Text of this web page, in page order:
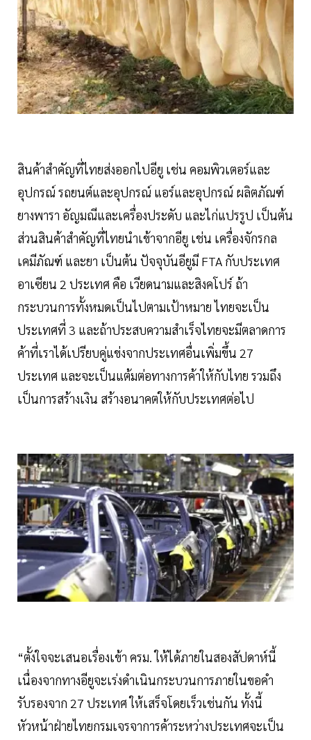
สินค้าสำคัญที่ไทยส่งออกไปอียู เช่น คอมพิวเตอร์และ
อุปกรณ์ รถยนต์และอุปกรณ์ แอร์และอุปกรณ์ ผลิตภัณฑ์
ยางพารา อัญมณีและเครื่องประดับ และไก่แปรรูป เป็นต้น
ส่วนสินค้าสำคัญที่ไทยนำเข้าจากอียู เช่น เครื่องจักรกล
เคมีภัณฑ์ และยา เป็นต้น ปัจจุบันอียูมี FTA กับประเทศ
อาเซียน 2 ประเทศ คือ เวียดนามและสิงคโปร์ ถ้า
กระบวนการทั้งหมดเป็นไปตามเป้าหมาย ไทยจะเป็น
ประเทศที่ 3 และถ้าประสบความสำเร็จไทยจะมีตลาดการ
ค้าที่เราได้เปรียบคู่แข่งจากประเทศอื่นเพิ่มขึ้น 27
ประเทศ และจะเป็นแต้มต่อทางการค้าให้กับไทย รวมถึง
เป็นการสร้างเงิน สร้างอนาคตให้กับประเทศต่อไป
“ตั้งใจจะเสนอเรื่องเข้า ครม. ให้ได้ภายในสองสัปดาห์นี้
เนื่องจากทางอียูจะเร่งดำเนินกระบวนการภายในขอคำ
รับรองจาก 27 ประเทศ ให้เสร็จโดยเร็วเช่นกัน ทั้งนี้
หัวหน้าฝ่ายไทยกรมเจรจาการค้าระหว่างประเทศจะเป็น